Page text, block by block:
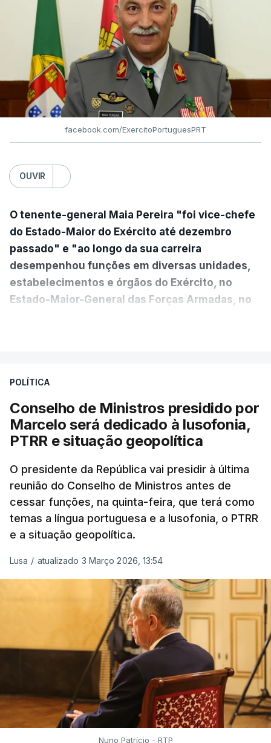
facebook.com/ExercitoPortuguesPRT
OUVIR
O tenente-general Maia Pereira "foi vice-chefe
do Estado-Maior do Exército até dezembro
passado" e "ao longo da sua carreira
desempenhou funções em diversas unidades,
estabelecimentos e órgãos do Exército, no
Estado-Maior-General das Forças Armadas, no
Da sua experiência no terreno, é destacada a
Forças Nacionais Destacadas, como
comandante do 2.º Batalhão Mecanizado, da
Reserva Tática do Comandante da Força da
NATO no Kosovo, e, mais recentemente, na
MINUSCA, como 2.º comandante da Força
Militar da ONU para a República Centro-
Africana".
"Foi ainda
chefe do Branch de Apoio às
Operações na Divisão de Operações,
acumulando com presidente dos Grupos NATO
de Proteção da Força e de Operações
, no Quartel-General do Comando
Supremo das Forças Aliadas na Europa (SHAPE),
em Mons, Bélgica", acrescenta-se.
O tenente-general Paulo Emanuel Maia
Pereira nasceu em Almeirim, no distrito de
Santarém, em 16 de dezembro de 1963, e
terminou o Curso de Infantaria da Academia
POLÍTICA
Conselho de Ministros presidido por
Marcelo será dedicado à lusofonia,
PTRR e situação geopolítica
O presidente da República vai presidir à última
reunião do Conselho de Ministros antes de
cessar funções, na quinta-feira, que terá como
temas a língua portuguesa e a lusofonia, o PTRR
e a situação geopolítica.
Lusa / atualizado 3 Março 2026, 13:54
Nuno Patrício - RTP